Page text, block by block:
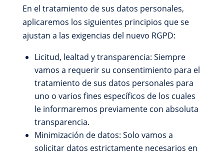
En el tratamiento de sus datos personales,
aplicaremos los siguientes principios que se
ajustan a las exigencias del nuevo RGPD:
Licitud, lealtad y transparencia: Siempre
vamos a requerir su consentimiento para el
tratamiento de sus datos personales para
uno o varios fines específicos de los cuales
le informaremos previamente con absoluta
transparencia.
Minimización de datos: Solo vamos a
solicitar datos estrictamente necesarios en